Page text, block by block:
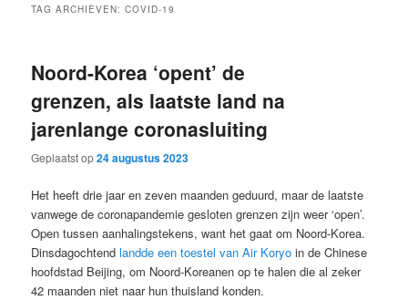
TAG ARCHIEVEN:COVID-19
Noord-Korea ‘opent’ de
grenzen, als laatste land na
jarenlange coronasluiting
Geplaatst op24 augustus 2023
Het heeft drie jaar en zeven maanden geduurd, maar de laatste
vanwege de coronapandemie gesloten grenzen zijn weer ‘open’.
Open tussen aanhalingstekens, want het gaat om Noord-Korea.
Dinsdagochtendlandde een toestel van Air Koryo in de Chinese
hoofdstad Beijing, om Noord-Koreanen op te halen die al zeker
42 maanden niet naar hun thuisland konden.